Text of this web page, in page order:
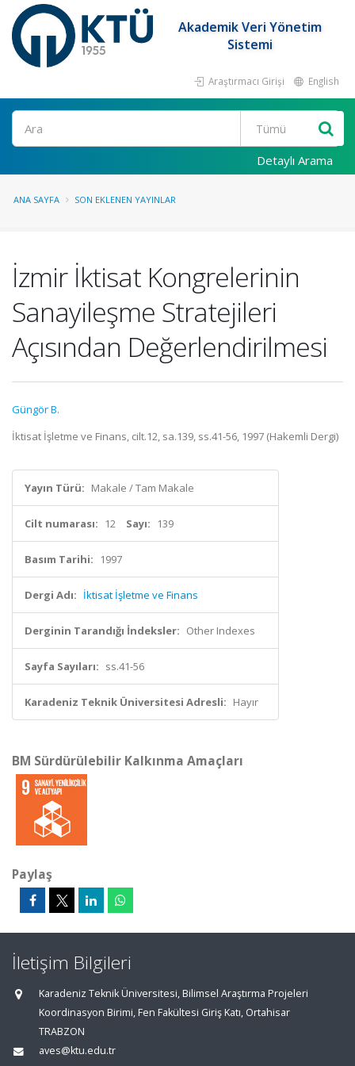
Akademik Veri Yönetim
Sistemi
Araştırmacı Girişi English
Ara
Detaylı Arama
ANA SAYFA SON EKLENEN YAYINLAR
İzmir İktisat Kongrelerinin
Sanayileşme Stratejileri
Açısından Değerlendirilmesi
Güngör B.
İktisat İşletme ve Finans, cilt.12, sa.139, ss.41-56, 1997 (Hakemli Dergi)
Yayın Türü: Makale / Tam Makale
Cilt numarası: 12 Sayı: 139
Basım Tarihi: 1997
Dergi Adı: İktisat İşletme ve Finans
Derginin Tarandığı İndeksler: Other Indexes
Sayfa Sayıları: ss.41-56
Karadeniz Teknik Üniversitesi Adresli: Hayır
BM Sürdürülebilir Kalkınma Amaçları
Paylaş
İletişim Bilgileri
Karadeniz Teknik Üniversitesi, Bilimsel Araştırma Projeleri
Koordinasyon Birimi, Fen Fakültesi Giriş Katı, Ortahisar
TRABZON
aves@ktu.edu.tr